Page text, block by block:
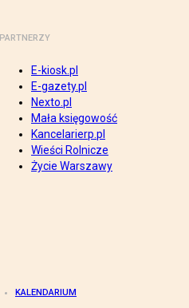
PARTNERZY
E-kiosk.pl
E-gazety.pl
Nexto.pl
Mała księgowość
Kancelarierp.pl
Wieści Rolnicze
Życie Warszawy
KALENDARIUM